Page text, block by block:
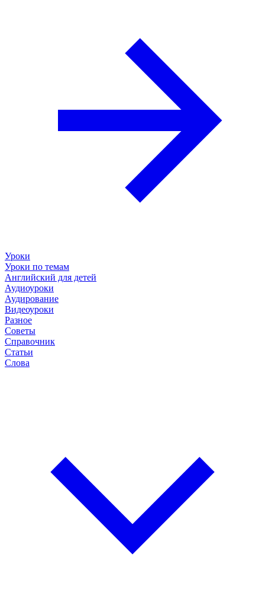
Уроки
Уроки по темам
Английский для детей
Аудиоуроки
Аудирование
Видеоуроки
Разное
Советы
Справочник
Статьи
Слова